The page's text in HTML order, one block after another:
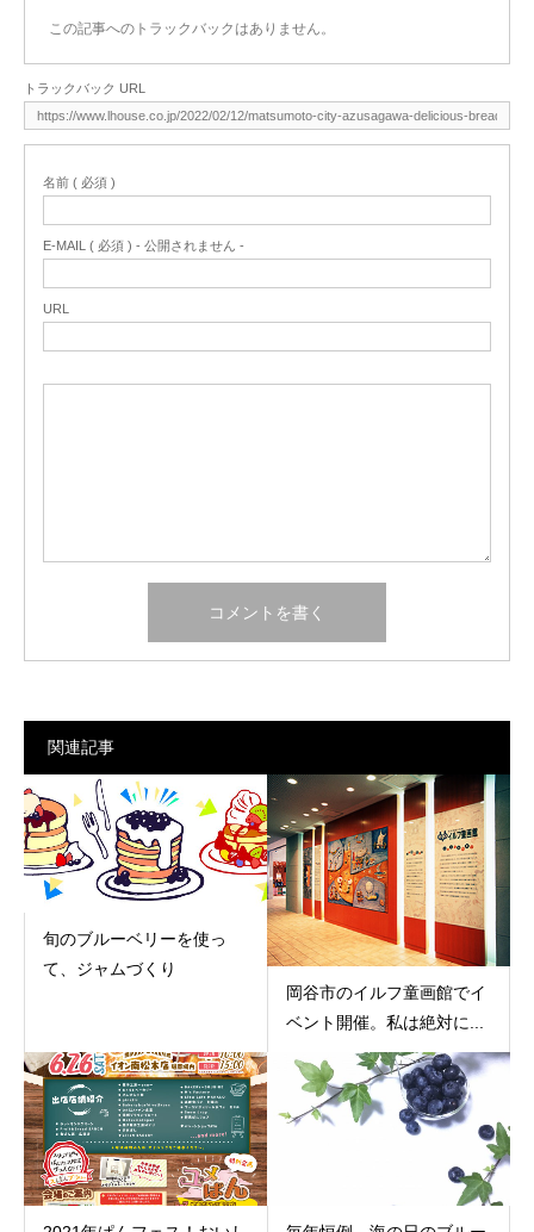
この記事へのトラックバックはありません。
トラックバック URL
名前 ( 必須 )
E-MAIL ( 必須 ) - 公開されません -
URL
関連記事
旬のブルーベリーを使っ
て、ジャムづくり
岡谷市のイルフ童画館でイ
ベント開催。私は絶対に...